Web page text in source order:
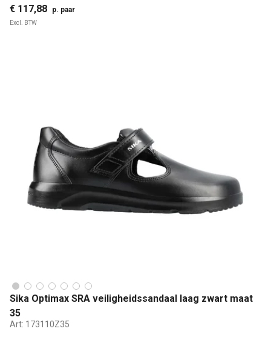
€ 117,88 p. paar
Excl. BTW
Sika Optimax SRA veiligheidssandaal laag zwart maat
35
Art: 173110Z35